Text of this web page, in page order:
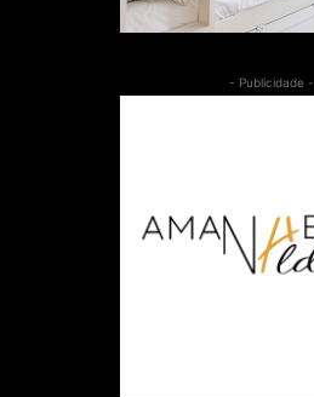
- Publicidade -